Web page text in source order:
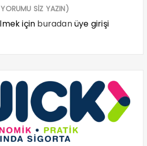
SİZ YAZIN)
için buradanüye girişi